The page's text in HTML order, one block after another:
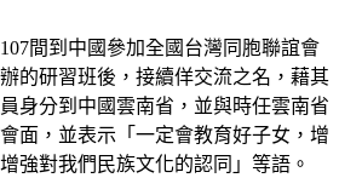
間到中國參加全國台灣同胞聯誼會
的研習班後，接續佯交流之名，藉其
身分到中國雲南省，並與時任雲南省
面，並表示「一定會教育好子女，增
強對我們民族文化的認同」等語。